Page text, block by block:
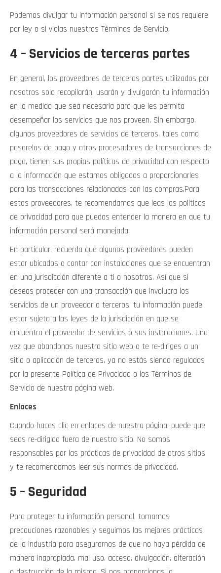
Podemos divulgar tu información personal si se nos requiere
por ley o si violas nuestros Términos de Servicio.
4 – Servicios de terceras partes
En general, los proveedores de terceras partes utilizados por
nosotros solo recopilarán, usarán y divulgarán tu información
en la medida que sea necesaria para que les permita
desempeñar los servicios que nos proveen. Sin embargo,
algunos proveedores de servicios de terceros, tales como
pasarelas de pago y otros procesadores de transacciones de
pago, tienen sus propias políticas de privacidad con respecto
a la información que estamos obligados a proporcionarles
para las transacciones relacionadas con las compras.Para
estos proveedores, te recomendamos que leas las políticas
de privacidad para que puedas entender la manera en que tu
información personal será manejada.
En particular, recuerda que algunos proveedores pueden
estar ubicados o contar con instalaciones que se encuentran
en una jurisdicción diferente a ti o nosotros. Así que si
deseas proceder con una transacción que involucra los
servicios de un proveedor a terceros, tu información puede
estar sujeta a las leyes de la jurisdicción en que se
encuentra el proveedor de servicios o sus instalaciones. Una
vez que abandonas nuestro sitio web o te re-diriges a un
sitio o aplicación de terceros, ya no estás siendo regulados
por la presente Política de Privacidad o los Términos de
Servicio de nuestra página web.
Enlaces
Cuando haces clic en enlaces de nuestra página, puede que
seas re-dirigido fuera de nuestro sitio. No somos
responsables por las prácticas de privacidad de otros sitios
y te recomendamos leer sus normas de privacidad.
5 – Seguridad
Para proteger tu información personal, tomamos
precauciones razonables y seguimos las mejores prácticas
de la industria para asegurarnos de que no haya pérdida de
manera inapropiada, mal uso, acceso, divulgación, alteración